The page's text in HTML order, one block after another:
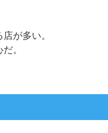
が多い。
。